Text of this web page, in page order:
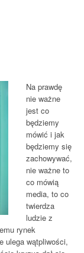
Na prawdę
nie ważne
jest co
będziemy
mówić i jak
będziemy się
zachowywać,
nie ważne to
co mówią
media, to co
twierdza
ludzie z
rynek
ulega wątpliwości,